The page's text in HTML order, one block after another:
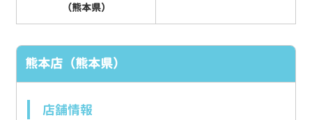
（熊本県）
熊本店（熊本県）
店舗情報